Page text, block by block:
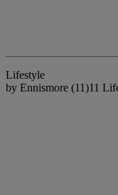
Lifestyle
by Ennismore (11)11